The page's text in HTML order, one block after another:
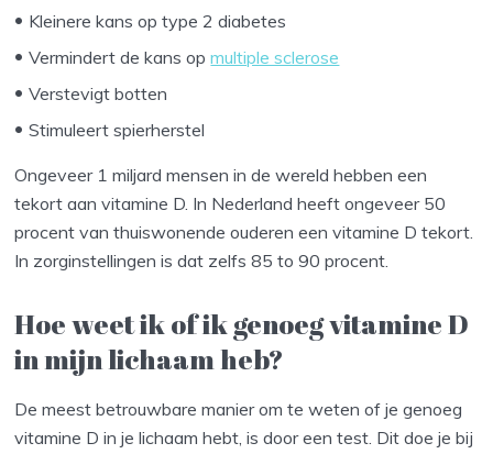
Kleinere kans op type 2 diabetes
Vermindert de kans opmultiple sclerose
Verstevigt botten
Stimuleert spierherstel
Ongeveer 1 miljard mensen in de wereld hebben een
tekort aan vitamine D. In Nederland heeft ongeveer 50
procent van thuiswonende ouderen een vitamine D tekort.
In zorginstellingen is dat zelfs 85 to 90 procent.
Hoe weet ik of ik genoeg vitamine D
in mijn lichaam heb?
De meest betrouwbare manier om te weten of je genoeg
vitamine D in je lichaam hebt, is door een test. Dit doe je bij